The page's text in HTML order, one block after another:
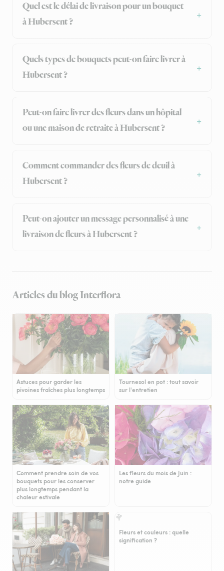
Quel est le délai de livraison pour un bouquet
à Hubersent ?
Quels types de bouquets peut-on faire livrer à
Hubersent ?
Peut-on faire livrer des fleurs dans un hôpital
ou une maison de retraite à Hubersent ?
Comment commander des fleurs de deuil à
Hubersent ?
Peut-on ajouter un message personnalisé à une
livraison de fleurs à Hubersent ?
Articles du blog Interflora
Astuces pour garder les
pivoines fraîches plus longtemps
Tournesol en pot : tout savoir
sur l'entretien
Comment prendre soin de vos
bouquets pour les conserver
plus longtemps pendant la
chaleur estivale
Les fleurs du mois de Juin :
notre guide
Fleurs et couleurs : quelle
signification ?